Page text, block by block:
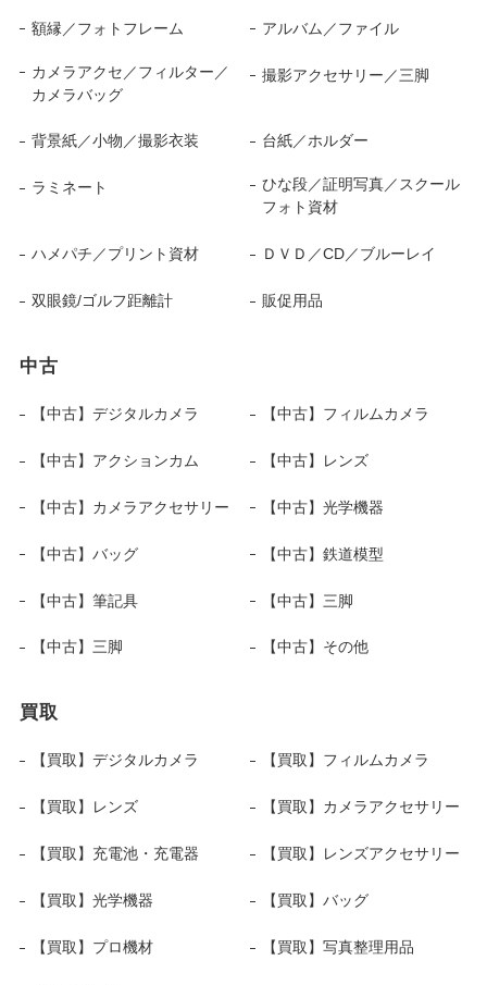
額縁／フォトフレーム アルバム／ファイル
カメラアクセ／フィルター／
カメラバッグ
撮影アクセサリー／三脚
背景紙／小物／撮影衣装 台紙／ホルダー
ラミネート
ひな段／証明写真／スクール
フォト資材
ハメパチ／プリント資材 ＤＶＤ／CD／ブルーレイ
双眼鏡/ゴルフ距離計 販促用品
中古
【中古】デジタルカメラ 【中古】フィルムカメラ
【中古】アクションカム 【中古】レンズ
【中古】カメラアクセサリー 【中古】光学機器
【中古】バッグ 【中古】鉄道模型
【中古】筆記具 【中古】三脚
【中古】三脚 【中古】その他
買取
【買取】デジタルカメラ 【買取】フィルムカメラ
【買取】レンズ 【買取】カメラアクセサリー
【買取】充電池・充電器 【買取】レンズアクセサリー
【買取】光学機器 【買取】バッグ
【買取】プロ機材 【買取】写真整理用品